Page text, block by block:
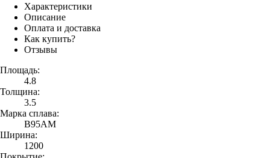
Характеристики
Описание
Оплата и доставка
Как купить?
Отзывы
Площадь:
4.8
Толщина:
3.5
Марка сплава:
В95АМ
Ширина:
1200